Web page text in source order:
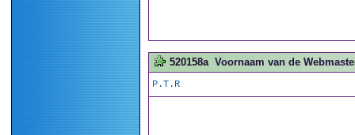
520158a Voornaam van de
P.T.R